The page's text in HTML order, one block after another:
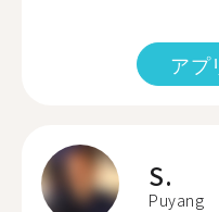
アプ
S.
Puyang